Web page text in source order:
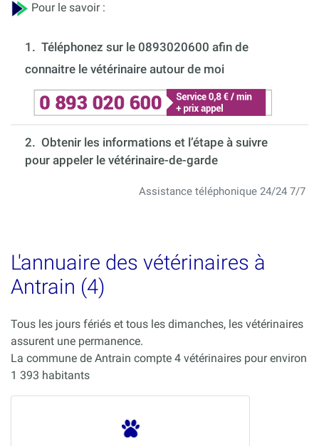
Pour le savoir :
1. Téléphonez sur le 0893020600 afin de
connaitre le vétérinaire autour de moi
2. Obtenir les informations et l’étape à suivre
pour appeler le vétérinaire-de-garde
Assistance téléphonique 24/24 7/7
L'annuaire des vétérinaires à
Antrain (4)
Tous les jours fériés et tous les dimanches, les vétérinaires
assurent une permanence.
La commune de Antrain compte 4 vétérinaires pour environ
1 393 habitants